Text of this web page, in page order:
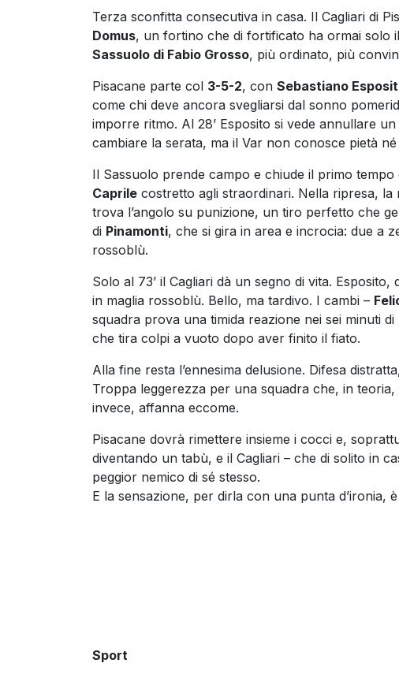
Terza sconfitta consecutiva in casa. Il Cagliari di
Domus, un fortino che di fortificato ha ormai solo
Sassuolo di Fabio Grosso, più ordinato, più
Pisacane parte col 3-5-2, con Sebastiano
come chi deve ancora svegliarsi dal sonno
imporre ritmo. Al 28’ Esposito si vede annullare
cambiare la serata, ma il Var non conosce pietà
Il Sassuolo prende campo e chiude il primo
Caprile costretto agli straordinari. Nella ripresa, la
trova l’angolo su punizione, un tiro perfetto che
di Pinamonti, che si gira in area e incrocia: due a
rossoblù.
Solo al 73’ il Cagliari dà un segno di vita.
in maglia rossoblù. Bello, ma tardivo. I cambi –
squadra prova una timida reazione nei sei minuti
che tira colpi a vuoto dopo aver finito il fiato.
Alla fine resta l’ennesima delusione. Difesa
Troppa leggerezza per una squadra che, in
invece, affanna eccome.
Pisacane dovrà rimettere insieme i cocci e,
diventando un tabù, e il Cagliari – che di solito in
peggior nemico di sé stesso.
E la sensazione, per dirla con una punta d’ironia,
Sport